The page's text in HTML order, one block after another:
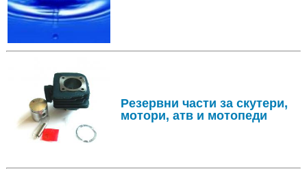
Резервни части за скутери,
мотори, атв и мотопеди